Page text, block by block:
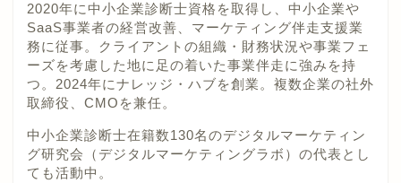
2020年に中小企業診断士資格を取得し、中小企業や
SaaS事業者の経営改善、マーケティング伴走支援業
務に従事。クライアントの組織・財務状況や事業フェ
ーズを考慮した地に足の着いた事業伴走に強みを持
つ。2024年にナレッジ・ハブを創業。複数企業の社外
取締役、CMOを兼任。
中小企業診断士在籍数130名のデジタルマーケティン
グ研究会（デジタルマーケティングラボ）の代表とし
ても活動中。